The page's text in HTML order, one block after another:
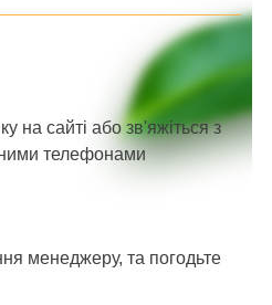
на сайті або зв'яжіться з
телефонами
менеджеру, та погодьте